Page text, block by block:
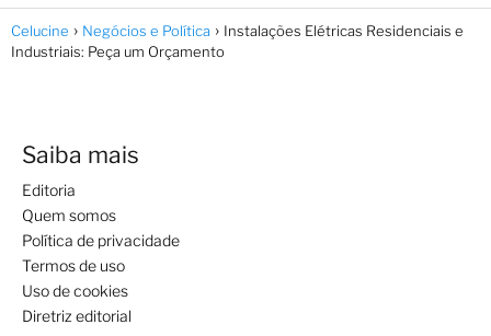
Celucine Negócios e Política
Instalações Elétricas Residenciais e
Industriais: Peça um Orçamento
Saiba mais
Editoria
Quem somos
Política de privacidade
Termos de uso
Uso de cookies
Diretriz editorial